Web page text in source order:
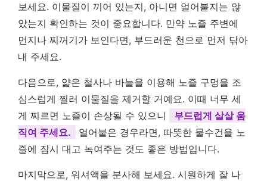
보세요. 이물질이 끼어 있는지, 아니면 얼어붙지는 않
았는지 확인하는 것이 중요합니다. 만약 노즐 주변에
먼지나 찌꺼기가 보인다면, 부드러운 천으로 먼저 닦아
내 주세요.
다음으로, 얇은 철사나 바늘을 이용해 노즐 구멍을 조
심스럽게 찔러 이물질을 제거할 거예요. 이때 너무 세
게 찌르면 노즐이 손상될 수 있으니
부드럽게 살살 움
직여 주세요.
얼어붙은 경우라면, 따뜻한 물수건을 노
즐에 잠시 대고 녹여주는 것도 좋은 방법입니다.
마지막으로, 워셔액을 분사해 보세요. 시원하게 잘 나